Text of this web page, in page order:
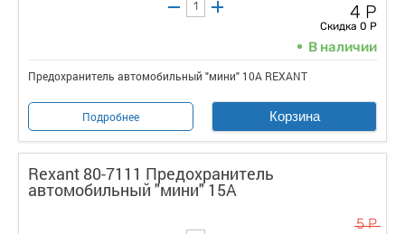
4 Р
Скидка 0 Р
В наличии
Предохранитель автомобильный "мини" 10А REXANT
Подробнее Корзина
Rexant 80-7111 Предохранитель
автомобильный "мини" 15А
5 Р